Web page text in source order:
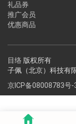
礼品券
推广会员
优惠商品
目络 版权所有
子佩（北京）科技有
京ICP备08008783号-